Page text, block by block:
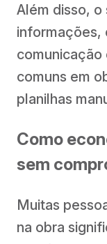
Além disso, o
informações,
comunicação
comuns em
planilhas
Como
sem
Muitas
na obra